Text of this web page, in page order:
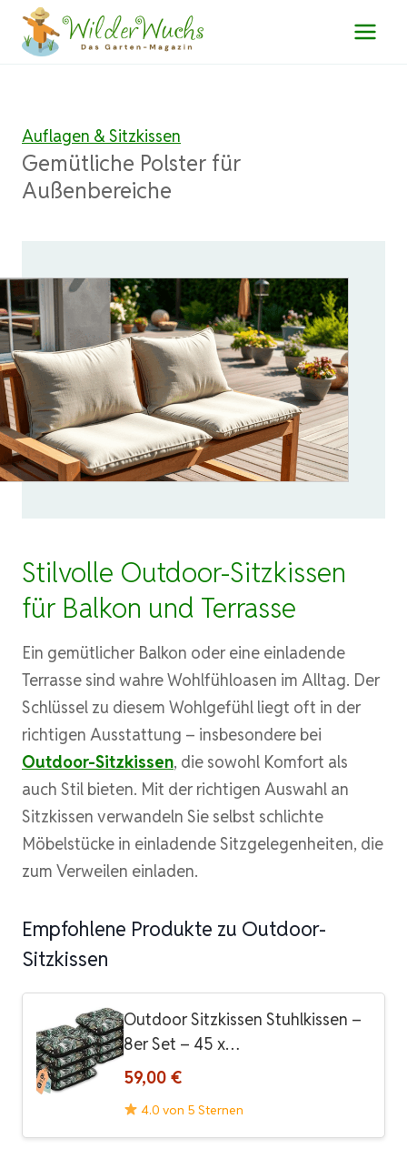
Zum
Inhalt
Auflagen & Sitzkissen
Gemütliche Polster für
Außenbereiche
Stilvolle Outdoor-Sitzkissen
für Balkon und Terrasse
Ein gemütlicher Balkon oder eine einladende
Terrasse sind wahre Wohlfühloasen im Alltag. Der
Schlüssel zu diesem Wohlgefühl liegt oft in der
richtigen Ausstattung – insbesondere bei
Outdoor-Sitzkissen, die sowohl Komfort als
auch Stil bieten. Mit der richtigen Auswahl an
Sitzkissen verwandeln Sie selbst schlichte
Möbelstücke in einladende Sitzgelegenheiten, die
zum Verweilen einladen.
Empfohlene Produkte zu Outdoor-
Sitzkissen
Outdoor Sitzkissen Stuhlkissen –
8er Set – 45 x…
59,00 €
4.0 von 5 Sternen